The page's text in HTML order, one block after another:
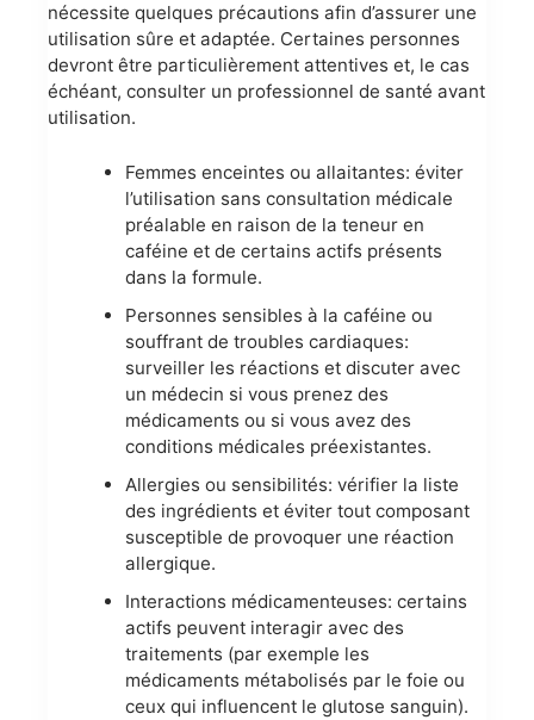
nécessite quelques précautions afin d’assurer une
utilisation sûre et adaptée. Certaines personnes
devront être particulièrement attentives et, le cas
échéant, consulter un professionnel de santé avant
utilisation.
Femmes enceintes ou allaitantes: éviter
l’utilisation sans consultation médicale
préalable en raison de la teneur en
caféine et de certains actifs présents
dans la formule.
Personnes sensibles à la caféine ou
souffrant de troubles cardiaques:
surveiller les réactions et discuter avec
un médecin si vous prenez des
médicaments ou si vous avez des
conditions médicales préexistantes.
Allergies ou sensibilités: vérifier la liste
des ingrédients et éviter tout composant
susceptible de provoquer une réaction
allergique.
Interactions médicamenteuses: certains
actifs peuvent interagir avec des
traitements (par exemple les
médicaments métabolisés par le foie ou
ceux qui influencent le glutose sanguin).